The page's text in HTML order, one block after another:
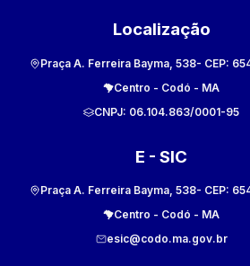
Localização
Praça A. Ferreira Bayma, 538- CEP:
Centro - Codó - MA
CNPJ: 06.104.863/0001-95
E - SIC
Praça A. Ferreira Bayma, 538- CEP:
Centro - Codó - MA
esic@codo.ma.gov.br